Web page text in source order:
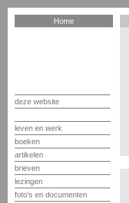
Home
deze website
leven en werk
boeken
artikelen
brieven
lezingen
foto's en documenten